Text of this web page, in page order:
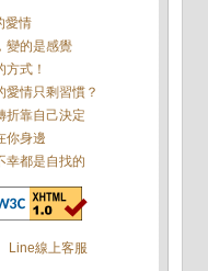
愛情
變的是感覺
方式！
愛情只剩習慣？
折靠自己決定
你身邊
幸都是自找的